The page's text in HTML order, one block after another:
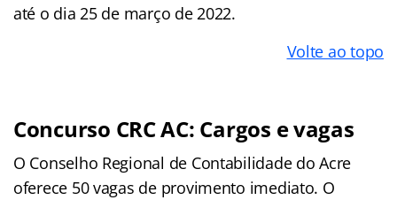
até o dia 25 de março de 2022.
Volte ao topo
Concurso CRC AC: Cargos e vagas
O Conselho Regional de Contabilidade do Acre
oferece 50 vagas de provimento imediato. O